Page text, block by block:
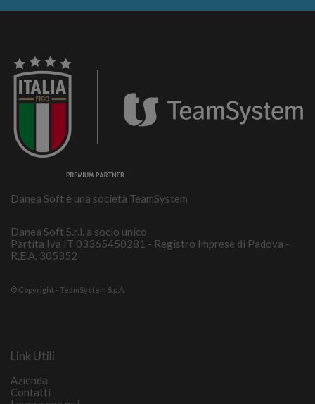
Danea Soft è una società TeamSystem
Danea Soft S.r.l. a socio unico
Partita Iva IT 03365450281 - Registro Imprese di Padova -
R.E.A. 305352
© Copyright - TeamSystem S.p.A.
Link Utili
Azienda
Contatti